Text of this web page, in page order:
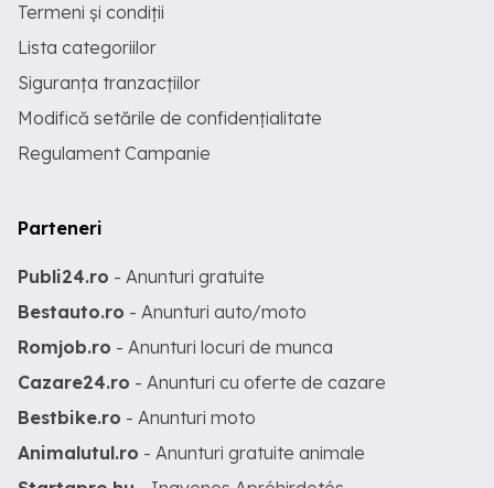
Termeni și condiții
Lista categoriilor
Siguranța tranzacțiilor
Modifică setările de confidențialitate
Regulament Campanie
Parteneri
Publi24.ro - Anunturi gratuite
Bestauto.ro - Anunturi auto/moto
Romjob.ro - Anunturi locuri de munca
Cazare24.ro - Anunturi cu oferte de cazare
Bestbike.ro - Anunturi moto
Animalutul.ro - Anunturi gratuite animale